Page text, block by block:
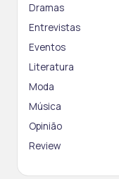
Dramas
Entrevistas
Eventos
Literatura
Moda
Música
Opinião
Review